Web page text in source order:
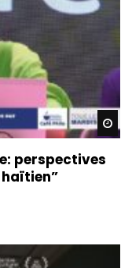
perspectives